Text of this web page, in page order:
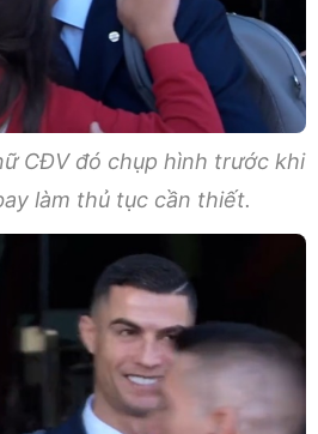
CĐV đó chụp hình trước khi
làm thủ tục cần thiết.